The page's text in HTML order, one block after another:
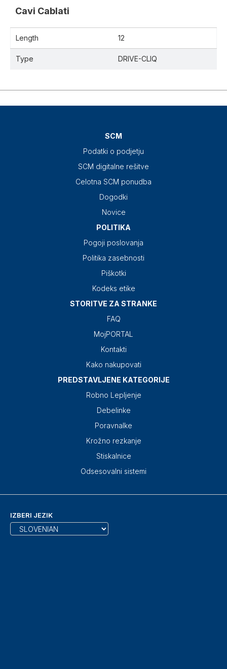
Cavi Cablati
Length 12
Type DRIVE-CLIQ
SCM
Podatki o podjetju
SCM digitalne rešitve
Celotna SCM ponudba
Dogodki
Novice
POLITIKA
Pogoji poslovanja
Politika zasebnosti
Piškotki
Kodeks etike
STORITVE ZA STRANKE
FAQ
MojPORTAL
Kontakti
Kako nakupovati
PREDSTAVLJENE KATEGORIJE
Robno Lepljenje
Debelinke
Poravnalke
Krožno rezkanje
Stiskalnice
Odsesovalni sistemi
IZBERI JEZIK